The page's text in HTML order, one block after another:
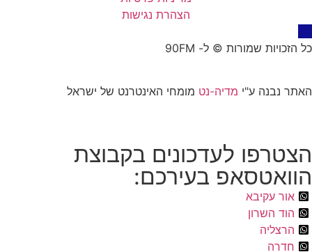
הצהרת נגישות
כל הזכויות שמורות © ל- 90FM
האתר נבנה ע"י מדיה-נט מומחי האינטרנט של ישראל
הצטרפו לעדכונים בקבוצת
הוואטסאפ בעירכם:
אור עקיבא
הוד השרון
הרצליה
חדרה